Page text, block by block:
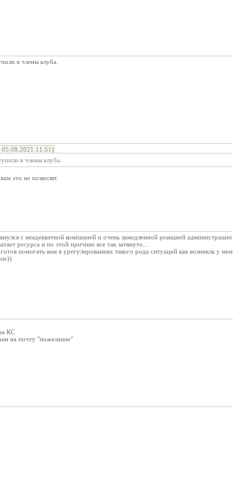
в члены клуба.
11:51)
в члены клуба.
это не позволят.
с неадекватной компанией и очень замедленной реакцией
ресурса и по этой причине все так затянуто...
помогать вам в урегулированиях такого рода ситуаций как возникла у
КС
на почту "пожелание"